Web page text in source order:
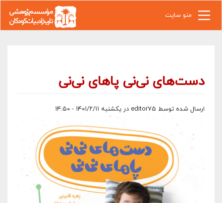
منو سایت
دست‌های نی‌نی پاهای نی‌نی
ارسال شده توسط editor75 در یکشنبه ۱۴۰۱/۲/۱۱ - ۱۴:۵۰